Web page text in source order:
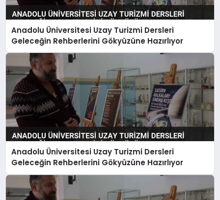
SAĞLIK
EĞITIM
DÜNYA
YAŞAM
Anadolu Üniversitesi Uzay Turizmi Dersleri
Geleceğin Rehberlerini Gökyüzüne Hazırlıyor
Anadolu Üniversitesi Uzay Turizmi Dersleri
Geleceğin Rehberlerini Gökyüzüne Hazırlıyor